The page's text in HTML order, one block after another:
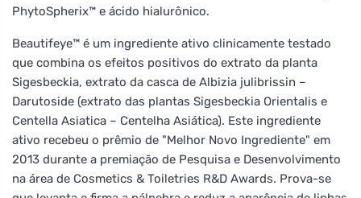
PhytoSpherix™ e ácido hialurônico.
Beautifeye™ é um ingrediente ativo clinicamente testado
que combina os efeitos positivos do extrato da planta
Sigesbeckia, extrato da casca de Albizia julibrissin –
Darutoside (extrato das plantas Sigesbeckia Orientalis e
Centella Asiatica – Centelha Asiática). Este ingrediente
ativo recebeu o prêmio de "Melhor Novo Ingrediente" em
2013 durante a premiação de Pesquisa e Desenvolvimento
na área de Cosmetics & Toiletries R&D Awards. Prova-se